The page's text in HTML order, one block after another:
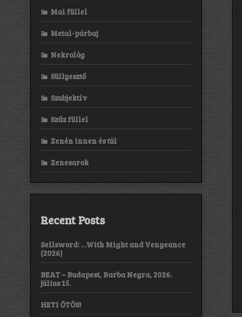
Mai füllel
Metal-párbaj
Nekrológ
Süllyesztő
Szubjektív
Szűz füllel
Zenén innen és túl
Zenesarok
Recent Posts
Sellsword: …With Might and Vengeance
(2026)
BEAT – Budapest, Barba Negra, 2026.
július 15.
HETI ÖTÖS!